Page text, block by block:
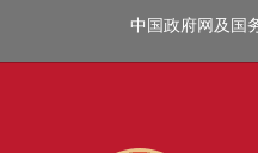
中国政府网及国